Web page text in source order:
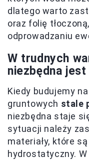
dlatego warto
oraz folię
odprowadzaniu
W trudnych
niezbędna
Kiedy budujemy
gruntowych stale
niezbędna staje
sytuacji należy
materiały, które
hydrostatyczny.